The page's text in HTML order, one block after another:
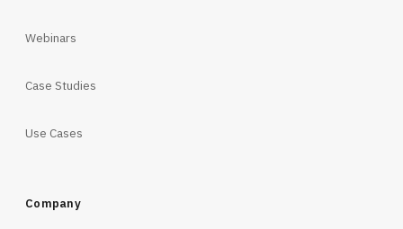
Webinars
Case Studies
Use Cases
Company